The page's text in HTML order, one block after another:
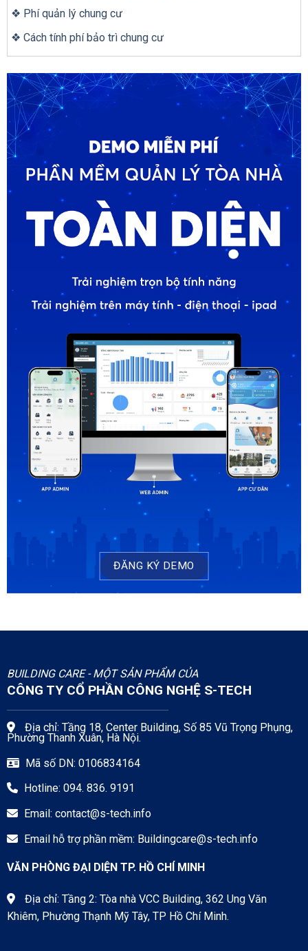
❖ Phí quản lý chung cư
❖ Cách tính phí bảo trì chung cư
ĐĂNG KÝ DEMO
BUILDING CARE - MỘT SẢN PHẨM CỦA
CÔNG TY CỔ PHẦN CÔNG NGHỆ S-TECH
Địa chỉ: Tầng 18, Center Building, Số 85 Vũ Trọng Phụng,
Phường Thanh Xuân, Hà Nội.
Mã số DN: 0106834164
Hotline: 094. 836. 9191
Email: contact@s-tech.info
Email hỗ trợ phần mềm: Buildingcare@s-tech.info
VĂN PHÒNG ĐẠI DIỆN TP. HỒ CHÍ MINH
Địa chỉ: Tầng 2: Tòa nhà VCC Building, 362 Ung Văn
Khiêm, Phường Thạnh Mỹ Tây, TP Hồ Chí Minh.